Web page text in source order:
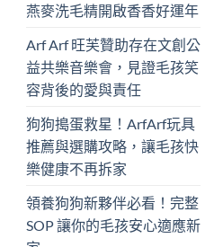
燕麥洗毛精開啟香香好運年
Arf Arf 旺芙贊助存在文創公
益共樂音樂會，見證毛孩笑
容背後的愛與責任
狗狗搗蛋救星！ArfArf玩具
推薦與選購攻略，讓毛孩快
樂健康不再拆家
領養狗狗新夥伴必看！完整
SOP 讓你的毛孩安心適應新